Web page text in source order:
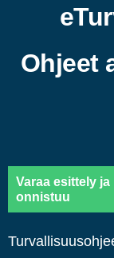
Ohjeet
Varaa esittely
onnistuu